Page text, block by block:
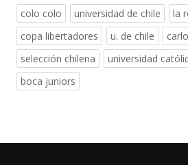
colo colo universidad de chile la
copa libertadores
u. de chile
selección chilena
universidad
boca juniors